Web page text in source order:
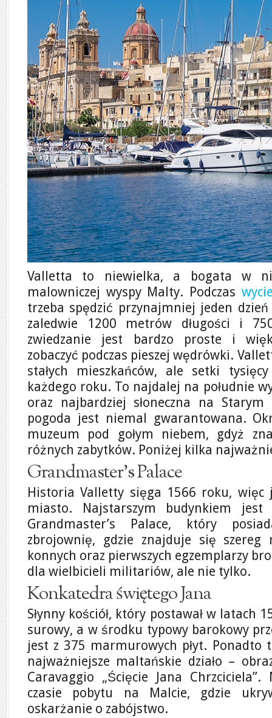
Valletta to niewielka, a bogata w
malowniczej wyspy Malty. Podczas
trzeba spędzić przynajmniej jeden
zaledwie 1200 metrów długości i
zwiedzanie jest bardzo proste i
zobaczyć podczas pieszej wędrówki.
stałych mieszkańców, ale setki
każdego roku. To najdalej na południe
oraz najbardziej słoneczna na
pogoda jest niemal gwarantowana.
muzeum pod gołym niebem, gdyż
różnych zabytków. Poniżej kilka
Grandmaster’s Palace
Historia Valletty sięga 1566 roku,
miasto. Najstarszym budynkiem jest
Grandmaster’s Palace, który
zbrojownię, gdzie znajduje się szereg
konnych oraz pierwszych egzemplarzy
dla wielbicieli militariów, ale nie tylko.
Konkatedra świętego Jana
Słynny kościół, który postawał w latach
surowy, a w środku typowy barokowy
jest z 375 marmurowych płyt. Ponadto
najważniejsze maltańskie działo –
Caravaggio „Ścięcie Jana
czasie pobytu na Malcie, gdzie
oskarżanie o zabójstwo.